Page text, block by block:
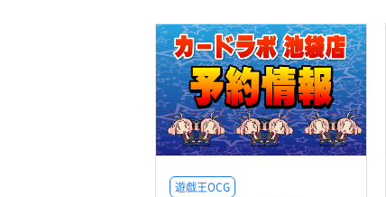
遊戯王OCG